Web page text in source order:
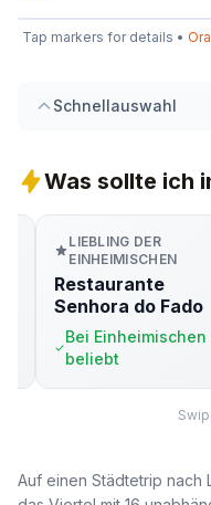
4
7
+
Tap markers for details •
Schnellauswahl
Was sollte ich
LIEBLING DER
EINHEIMISCHEN
Restaurante
Senhora do Fado
Bei Einheimischen
beliebt
Auf einen Städtetrip nach